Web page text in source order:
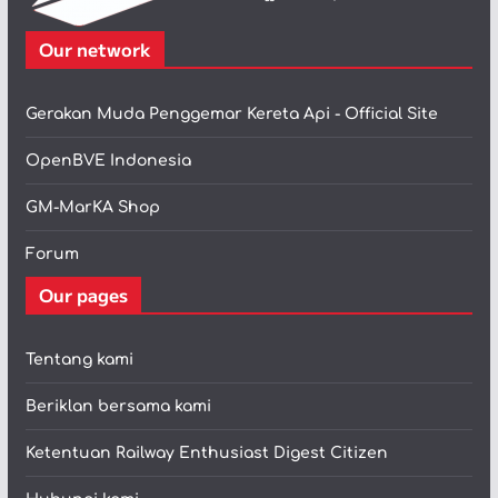
Our network
Gerakan Muda Penggemar Kereta Api - Official Site
OpenBVE Indonesia
GM-MarKA Shop
Forum
Our pages
Tentang kami
Beriklan bersama kami
Ketentuan Railway Enthusiast Digest Citizen